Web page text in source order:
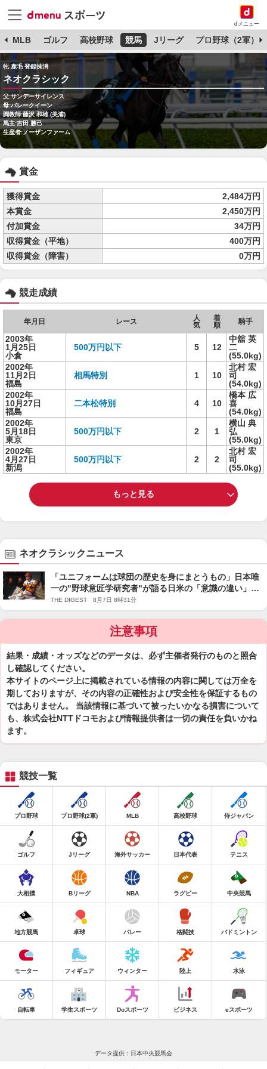
dメニュー
MLB ゴルフ 高校野球 競馬 Jリーグ プロ野球（2軍）
牝 鹿毛 登録抹消
ネオクラシック
父:サンデーサイレンス
母:バレークイーン
調教師:藤沢 和雄 (美浦)
馬主:吉田 勝己
生産者:ノーザンファーム
賞金
獲得賞金
2,484万円
本賞金
2,450万円
付加賞金
34万円
収得賞金（平地）
400万円
収得賞金（障害）
0万円
競走成績
年月日 レース
人
気
着
順
騎手
2003年
1月25日
小倉
500万円以下 5 12
中舘 英
二
(55.0kg)
2002年
11月2日
福島
相馬特別 1 10
北村 宏
司
(54.0kg)
2002年
10月27日
福島
二本松特別 4 10
橋本 広
喜
(54.0kg)
2002年
5月18日
東京
500万円以下 2 1
横山 典
弘
(55.0kg)
2002年
4月27日
新潟
500万円以下 2 2
北村 宏
司
(55.0kg)
もっと見る
ネオクラシックニュース
「ユニフォームは球団の歴史を身にまとうもの」日本唯
一の"野球意匠学研究者"が語る日米の「意識の違い」＜
SLUGGER＞
THE DIGEST 8月7日 8時31分
注意事項
結果・成績・オッズなどのデータは、必ず主催者発行のものと照合
し確認してください。
本サイトのページ上に掲載されている情報の内容に関しては万全を
期しておりますが、その内容の正確性および安全性を保証するもの
ではありません。 当該情報に基づいて被ったいかなる損害について
も、株式会社NTTドコモおよび情報提供者は一切の責任を負いかね
ます。
競技一覧
プロ野球 プロ野球(2軍) MLB 高校野球 侍ジャパン
ゴルフ Jリーグ 海外サッカー 日本代表 テニス
大相撲 Bリーグ NBA ラグビー 中央競馬
地方競馬 卓球 バレー 格闘技 バドミントン
モーター フィギュア ウィンター 陸上 水泳
自転車 学生スポーツ Doスポーツ ビジネス eスポーツ
データ提供：日本中央競馬会